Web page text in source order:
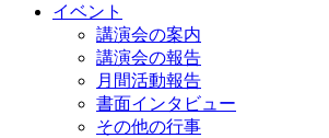
イベント
講演会の案内
講演会の報告
月間活動報告
書面インタビュー
その他の行事